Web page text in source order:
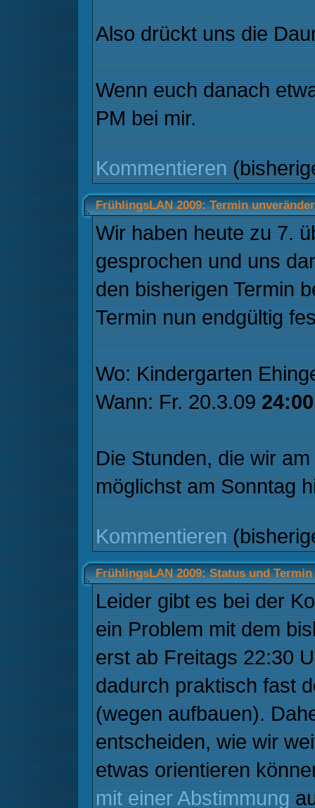
Also drückt uns die
Wenn euch danach
PM bei mir.
Kommentieren
FrühlingsLAN 2009: Termin
Wir haben heute zu 7.
gesprochen und uns
den bisherigen Termin
Termin nun endgültig
Wo: Kindergarten
Wann: Fr. 20.3.09
Die Stunden, die wir
möglichst am Sonntag
Kommentieren
FrühlingsLAN 2009: Status und Termin
Leider gibt es bei der
ein Problem mit dem
erst ab Freitags 22:30
dadurch praktisch fast
(wegen aufbauen).
entscheiden, wie wir
etwas orientieren
mit einer Abstimmung